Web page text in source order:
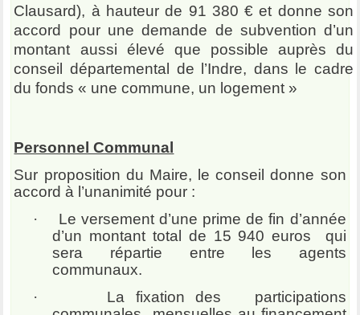
Clausard), à hauteur de 91 380 € et donne son
accord pour une demande de subvention d’un
montant aussi élevé que possible auprès du
conseil départemental de l’Indre, dans le cadre
du fonds « une commune, un logement »
Personnel Communal
Sur proposition du Maire, le conseil donne son
accord à l’unanimité pour :
·
Le versement d’une prime de fin d’année
d’un montant total de 15 940 euros qui
sera répartie entre les agents
communaux.
·
La fixation des participations